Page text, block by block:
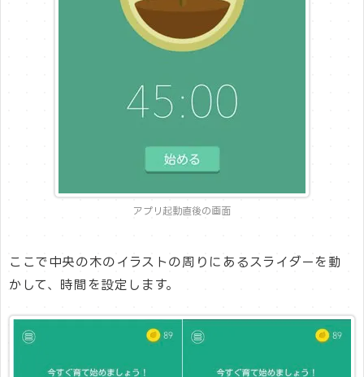
アプリ起動直後の画面
ここで中央の木のイラストの周りにあるスライダーを動
かして、時間を設定します。